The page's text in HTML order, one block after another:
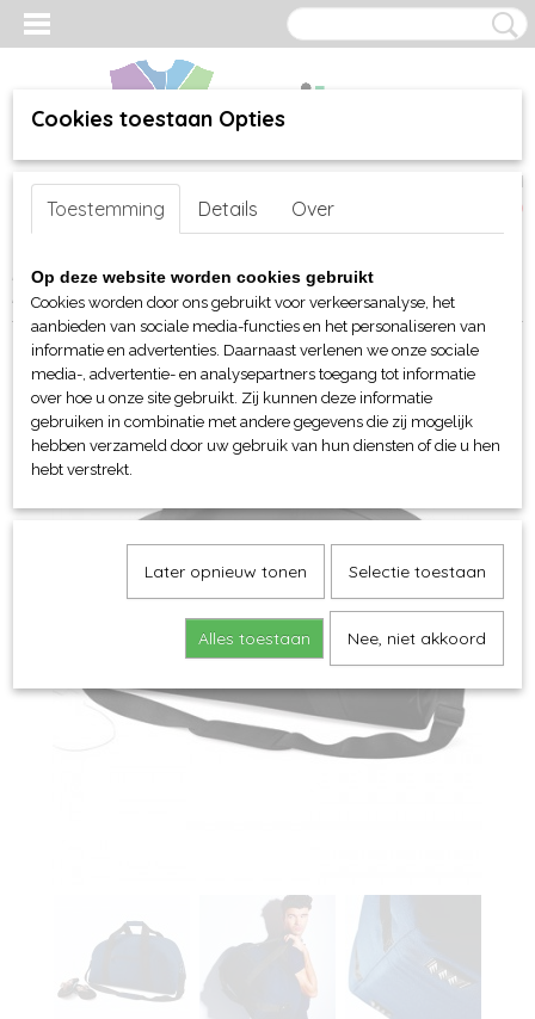
Inloggen Registreren
(0)
Home >webshop>Per merk >BagBase - tassen
BagBase Classic Holldal
Cookies toestaan Opties
Toestemming Details Over
Op deze website worden cookies gebruikt
Cookies worden door ons gebruikt voor verkeersanalyse, het
aanbieden van sociale media-functies en het personaliseren van
informatie en advertenties. Daarnaast verlenen we onze sociale
media-, advertentie- en analysepartners toegang tot informatie
over hoe u onze site gebruikt. Zij kunnen deze informatie
gebruiken in combinatie met andere gegevens die zij mogelijk
hebben verzameld door uw gebruik van hun diensten of die u hen
hebt verstrekt.
Later opnieuw tonen Selectie toestaan
Alles toestaan Nee, niet akkoord